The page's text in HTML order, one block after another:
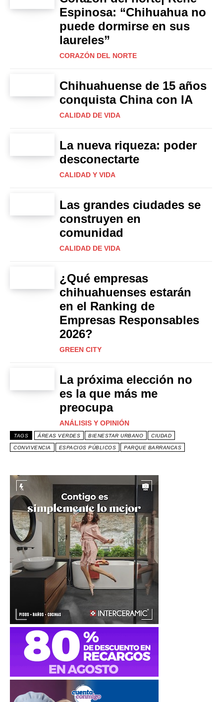
Espinosa: “Chihuahua no
puede dormirse en sus
laureles”
CORAZÓN DEL NORTE
Chihuahuense de 15 años
conquista China con IA
CALIDAD DE VIDA
La nueva riqueza: poder
desconectarte
CALIDAD Y VIDA
Las grandes ciudades se
construyen en
comunidad
CALIDAD DE VIDA
¿Qué empresas
chihuahuenses estarán
en el Ranking de
Empresas Responsables
2026?
GREEN CITY
La próxima elección no
es la que más me
preocupa
ANÁLISIS Y OPINIÓN
TAGS ÁREAS VERDES BIENESTAR URBANO CIUDAD
CONVIVENCIA ESPACIOS PÚBLICOS PARQUE BARRANCAS